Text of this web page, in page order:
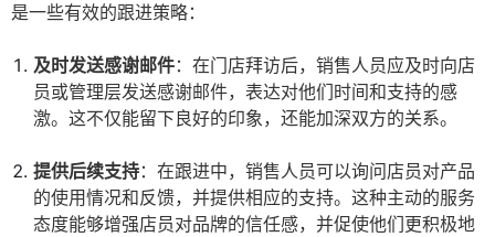
是一些有效的跟进策略：
及时发送感谢邮件：在门店拜访后，销售人员应及时向店
员或管理层发送感谢邮件，表达对他们时间和支持的感
激。这不仅能留下良好的印象，还能加深双方的关系。
提供后续支持：在跟进中，销售人员可以询问店员对产品
的使用情况和反馈，并提供相应的支持。这种主动的服务
态度能够增强店员对品牌的信任感，并促使他们更积极地